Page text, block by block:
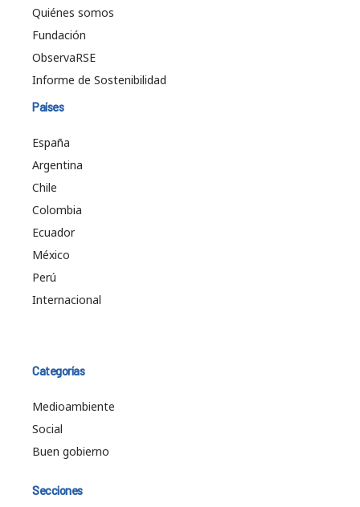
Quiénes somos
Fundación
ObservaRSE
Informe de Sostenibilidad
Países
España
Argentina
Chile
Colombia
Ecuador
México
Perú
Internacional
Categorías
Medioambiente
Social
Buen gobierno
Secciones